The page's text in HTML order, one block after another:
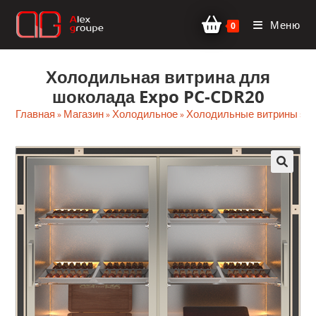
Перейти
0 Меню
Холодильная витрина для
шоколада Expo PC-CDR20
Главная » Магазин»Холодильное»Холодильные витрины »